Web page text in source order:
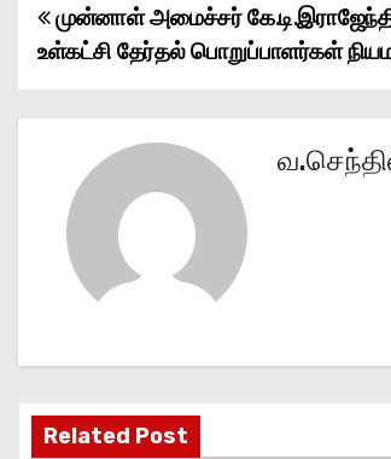
P
s
i
g
முன்னாள் அமைச்சர்
உள்கட்சி தேர்தல் பொறுப்பாளர்கள்
Related Post